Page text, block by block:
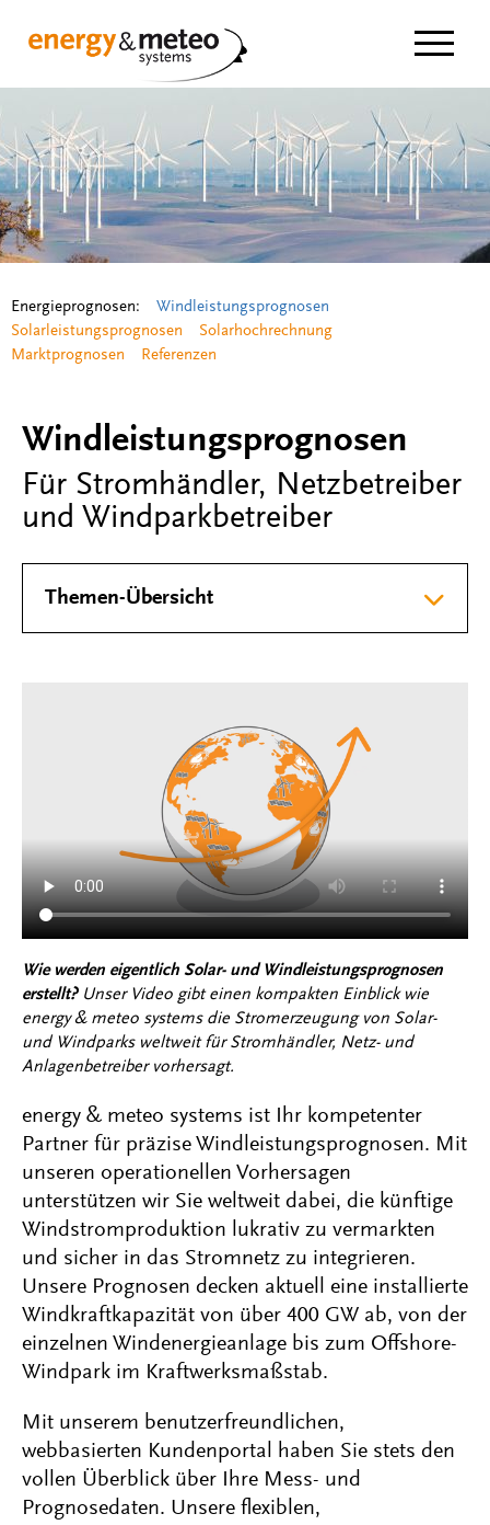
Energieprognosen:
Windleistungsprognosen
Solarleistungsprognosen
Solarhochrechnung
Marktprognosen
Referenzen
Windleistungsprognosen
Für Stromhändler, Netzbetreiber
und Windparkbetreiber
Themen-Übersicht
Wie werden eigentlich Solar- und Windleistungsprognosen
erstellt? Unser Video gibt einen kompakten Einblick wie
energy & meteo systems die Stromerzeugung von Solar-
und Windparks weltweit für Stromhändler, Netz- und
Anlagenbetreiber vorhersagt.
energy & meteo systems ist Ihr kompetenter
Partner für präzise Windleistungsprognosen. Mit
unseren operationellen Vorhersagen
unterstützen wir Sie weltweit dabei, die künftige
Windstromproduktion lukrativ zu vermarkten
und sicher in das Stromnetz zu integrieren.
Unsere Prognosen decken aktuell eine installierte
Windkraftkapazität von über 400 GW ab, von der
einzelnen Windenergieanlage bis zum Offshore-
Windpark im Kraftwerksmaßstab.
Mit unserem benutzerfreundlichen,
webbasierten Kundenportal haben Sie stets den
vollen Überblick über Ihre Mess- und
Prognosedaten. Unsere flexiblen,